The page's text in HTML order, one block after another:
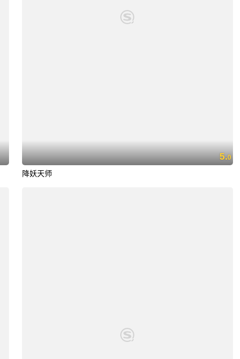
5.0
降妖天师